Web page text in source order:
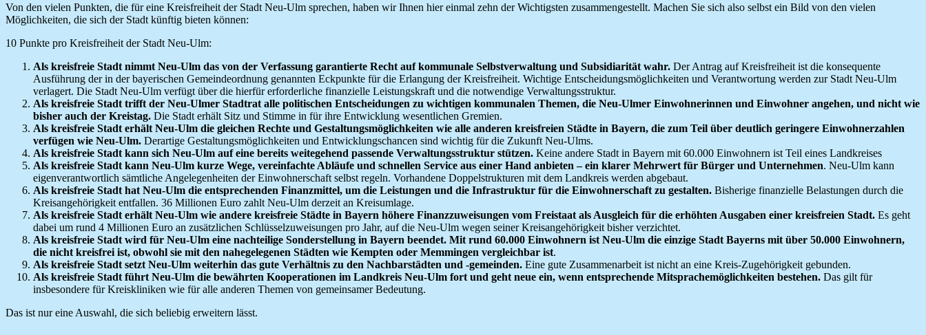
Von den vielen Punkten, die für eine Kreisfreiheit der Stadt Neu-Ulm sprechen, haben wir Ihnen hier einmal zehn der Wichtigsten zusammengestellt. Machen Sie sich also selbst ein Bild von den vielen
Möglichkeiten, die sich der Stadt künftig bieten können:
10 Punkte pro Kreisfreiheit der Stadt Neu-Ulm:
Als kreisfreie Stadt nimmt Neu-Ulm das von der Verfassung garantierte Recht auf kommunale Selbstverwaltung und Subsidiarität wahr. Der Antrag auf Kreisfreiheit ist die konsequente
Ausführung der in der bayerischen Gemeindeordnung genannten Eckpunkte für die Erlangung der Kreisfreiheit. Wichtige Entscheidungsmöglichkeiten und Verantwortung werden zur Stadt Neu-Ulm
verlagert. Die Stadt Neu-Ulm verfügt über die hierfür erforderliche finanzielle Leistungskraft und die notwendige Verwaltungsstruktur.
Als kreisfreie Stadt trifft der Neu-Ulmer Stadtrat alle politischen Entscheidungen zu wichtigen kommunalen Themen, die Neu-Ulmer Einwohnerinnen und Einwohner angehen, und nicht wie
bisher auch der Kreistag. Die Stadt erhält Sitz und Stimme in für ihre Entwicklung wesentlichen Gremien.
Als kreisfreie Stadt erhält Neu-Ulm die gleichen Rechte und Gestaltungsmöglichkeiten wie alle anderen kreisfreien Städte in Bayern, die zum Teil über deutlich geringere Einwohnerzahlen
verfügen wie Neu-Ulm. Derartige Gestaltungsmöglichkeiten und Entwicklungschancen sind wichtig für die Zukunft Neu-Ulms.
Als kreisfreie Stadt kann sich Neu-Ulm auf eine bereits weitegehend passende Verwaltungsstruktur stützen. Keine andere Stadt in Bayern mit 60.000 Einwohnern ist Teil eines Landkreises
Als kreisfreie Stadt kann Neu-Ulm kurze Wege, vereinfachte Abläufe und schnellen Service aus einer Hand anbieten – ein klarer Mehrwert für Bürger und Unternehmen. Neu-Ulm kann
eigenverantwortlich sämtliche Angelegenheiten der Einwohnerschaft selbst regeln. Vorhandene Doppelstrukturen mit dem Landkreis werden abgebaut.
Als kreisfreie Stadt hat Neu-Ulm die entsprechenden Finanzmittel, um die Leistungen und die Infrastruktur für die Einwohnerschaft zu gestalten. Bisherige finanzielle Belastungen durch die
Kreisangehörigkeit entfallen. 36 Millionen Euro zahlt Neu-Ulm derzeit an Kreisumlage.
Als kreisfreie Stadt erhält Neu-Ulm wie andere kreisfreie Städte in Bayern höhere Finanzzuweisungen vom Freistaat als Ausgleich für die erhöhten Ausgaben einer kreisfreien Stadt. Es geht
dabei um rund 4 Millionen Euro an zusätzlichen Schlüsselzuweisungen pro Jahr, auf die Neu-Ulm wegen seiner Kreisangehörigkeit bisher verzichtet.
Als kreisfreie Stadt wird für Neu-Ulm eine nachteilige Sonderstellung in Bayern beendet. Mit rund 60.000 Einwohnern ist Neu-Ulm die einzige Stadt Bayerns mit über 50.000 Einwohnern,
die nicht kreisfrei ist, obwohl sie mit den nahegelegenen Städten wie Kempten oder Memmingen vergleichbar ist.
Als kreisfreie Stadt setzt Neu-Ulm weiterhin das gute Verhältnis zu den Nachbarstädten und -gemeinden. Eine gute Zusammenarbeit ist nicht an eine Kreis-Zugehörigkeit gebunden.
Als kreisfreie Stadt führt Neu-Ulm die bewährten Kooperationen im Landkreis Neu-Ulm fort und geht neue ein, wenn entsprechende Mitsprachemöglichkeiten bestehen. Das gilt für
insbesondere für Kreiskliniken wie für alle anderen Themen von gemeinsamer Bedeutung.
Das ist nur eine Auswahl, die sich beliebig erweitern lässt.